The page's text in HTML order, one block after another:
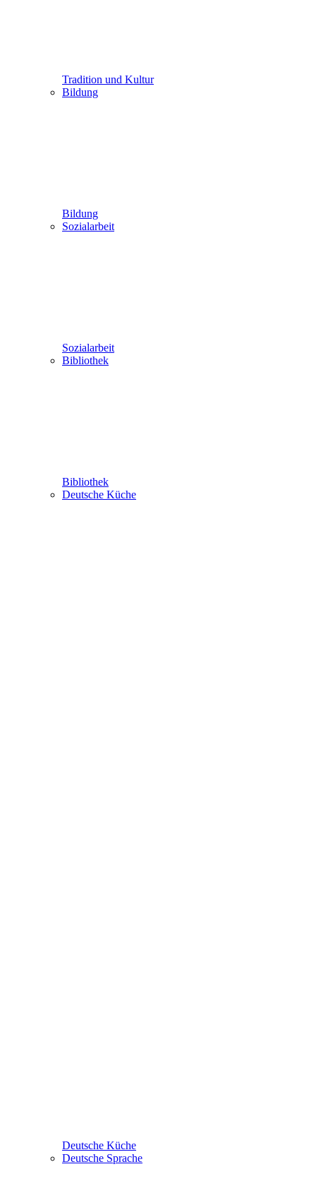
Tradition und Kultur
Bildung
Bildung
Sozialarbeit
Sozialarbeit
Bibliothek
Bibliothek
Deutsche Küche
Deutsche Küche
Deutsche Sprache